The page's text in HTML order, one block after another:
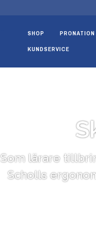
SHOP PRONATION
KUNDSERVICE
Som lärare
Scholls